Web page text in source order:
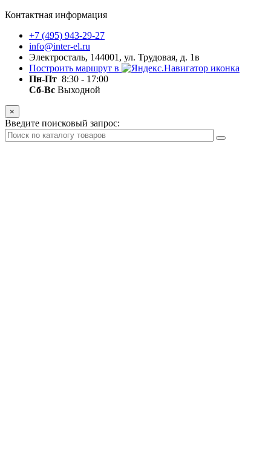
Контактная информация
+7 (495) 943-29-27
info@inter-el.ru
Электросталь, 144001, ул. Трудовая, д. 1в
Построить маршрут в
Пн-Пт 8:30 - 17:00
Сб-Вс Выходной
×
Введите поисковый запрос: